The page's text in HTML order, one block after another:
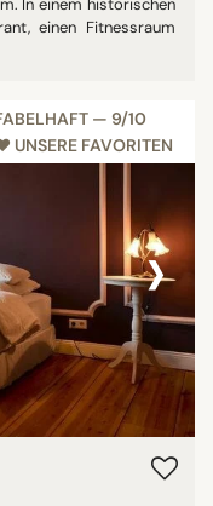
In einem historischen
einen Fitnessraum
— 9/10
UNSERE FAVORITEN
›